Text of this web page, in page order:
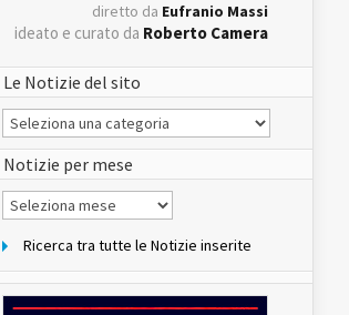
diretto da Eufranio Massi
ideato e curato da Roberto Camera
Le Notizie del sito
Le
Notizie
del
sito
Notizie per mese
Notizie
per
Ricerca tra tutte le Notizie inserite